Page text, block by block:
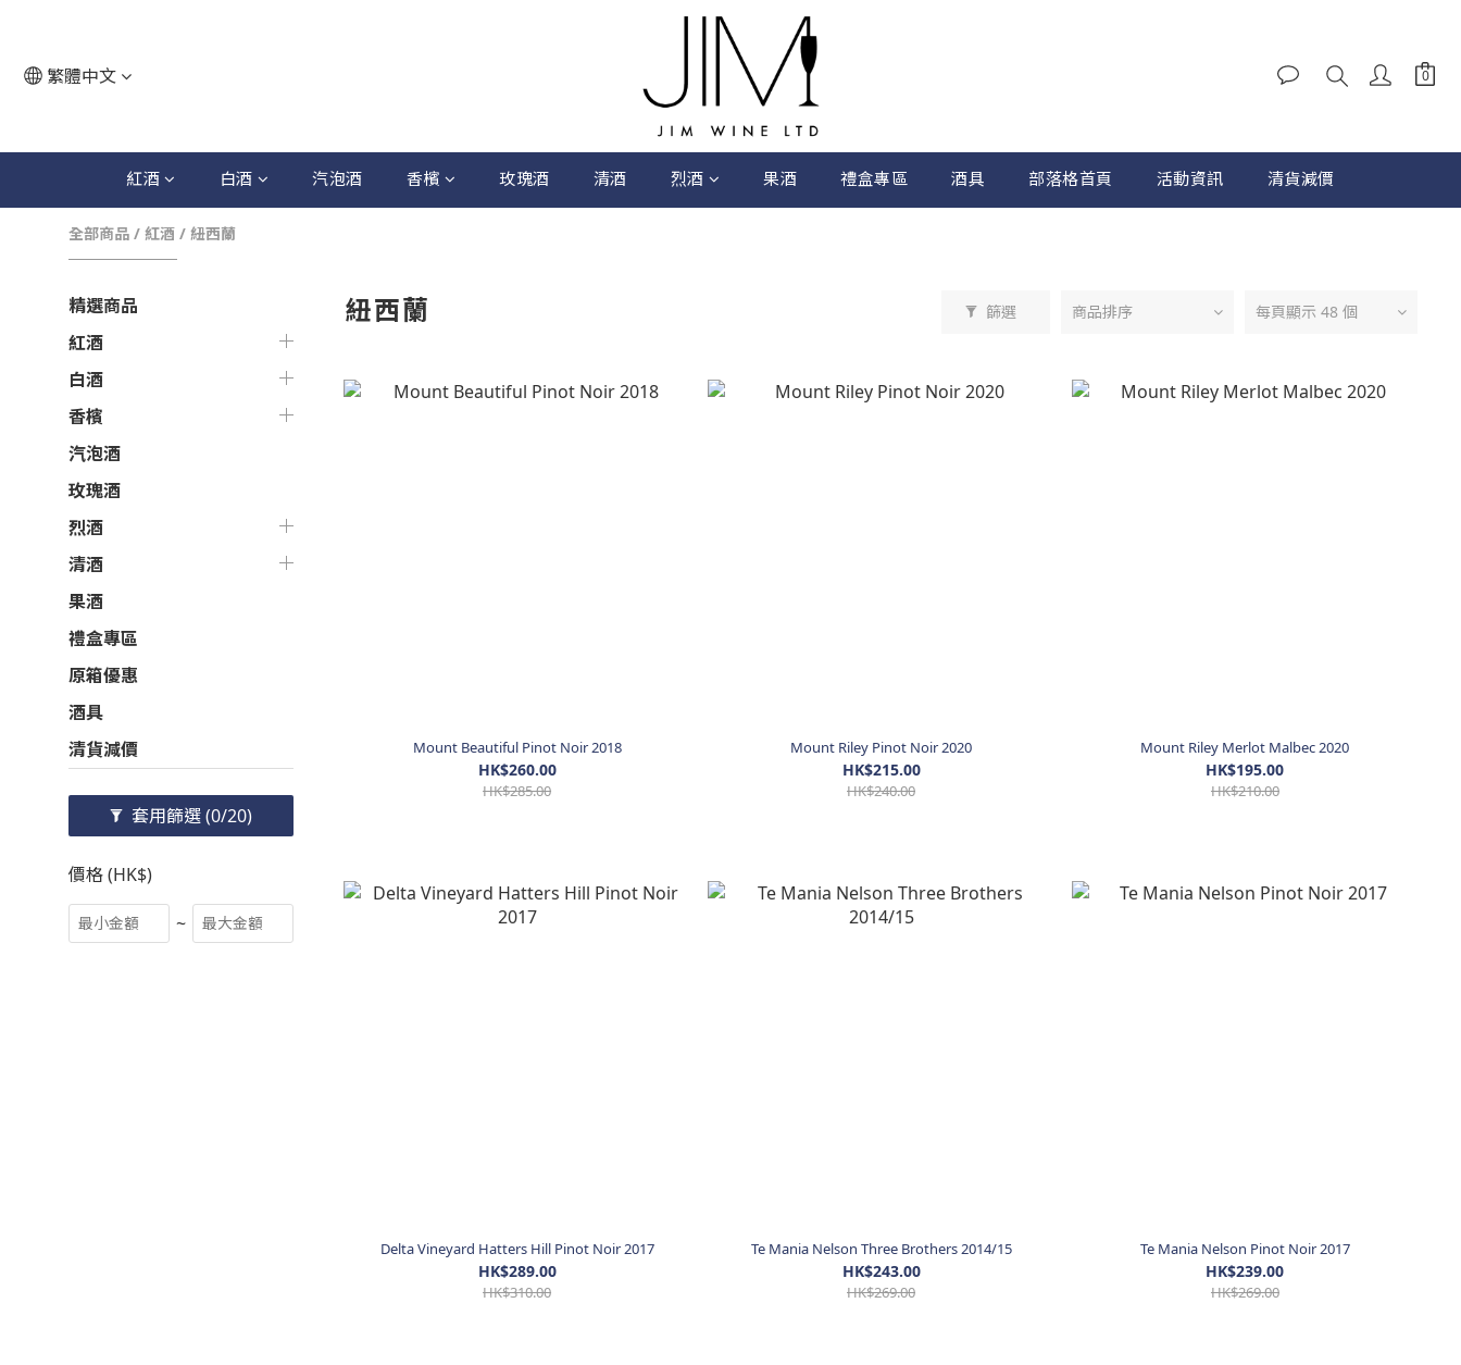
繁體中文
紅酒 白酒 汽泡酒 香檳 玫瑰酒 清酒 烈酒 果酒 禮盒專區 酒具 部落格首頁 活動資訊 清貨減價
全部商品 / 紅酒 / 紐西蘭
精選商品
紅酒
白酒
香檳
汽泡酒
玫瑰酒
烈酒
清酒
果酒
禮盒專區
原箱優惠
酒具
清貨減價
套用篩選(0/20)
價格 (HK$)
~
紐西蘭 篩選 商品排序 每頁顯示 48 個
Mount Beautiful Pinot Noir 2018
HK$260.00
HK$285.00
Mount Riley Pinot Noir 2020
HK$215.00
HK$240.00
Mount Riley Merlot Malbec 2020
HK$195.00
HK$210.00
Delta Vineyard Hatters Hill Pinot Noir 2017
HK$289.00
HK$310.00
Te Mania Nelson Three Brothers 2014/15
HK$243.00
HK$269.00
Te Mania Nelson Pinot Noir 2017
HK$239.00
HK$269.00